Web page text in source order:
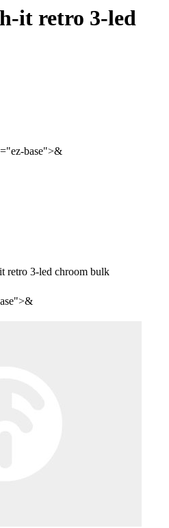
it retro 3-led
base">&
retro 3-led chroom bulk